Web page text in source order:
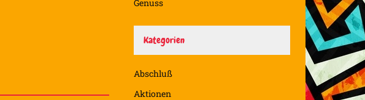
Genuss
Kategorien
Abschluß
Aktionen